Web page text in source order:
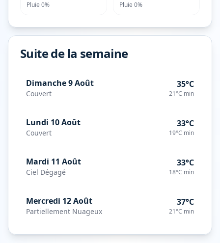
Pluie 0%
Pluie 0%
Suite de la semaine
Dimanche 9 Août
Couvert
35°C
21°C min
Lundi 10 Août
Couvert
33°C
19°C min
Mardi 11 Août
Ciel Dégagé
33°C
18°C min
Mercredi 12 Août
Partiellement Nuageux
37°C
21°C min